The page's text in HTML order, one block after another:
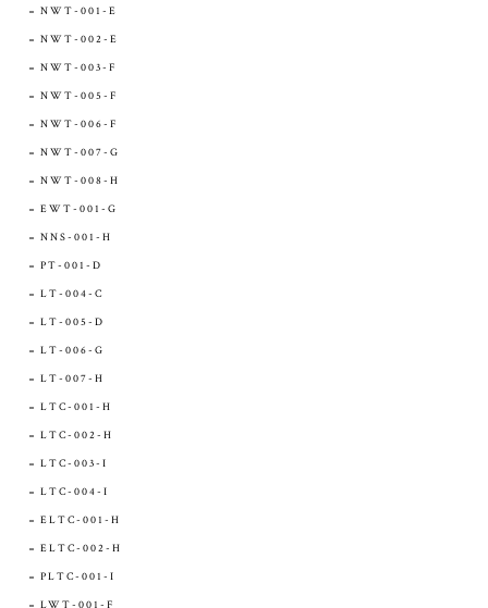
NWT-001-E
NWT-002-E
NWT-003-F
NWT-005-F
NWT-006-F
NWT-007-G
NWT-008-H
EWT-001-G
NNS-001-H
PT-001-D
LT-004-C
LT-005-D
LT-006-G
LT-007-H
LTC-001-H
LTC-002-H
LTC-003-I
LTC-004-I
ELTC-001-H
ELTC-002-H
PLTC-001-I